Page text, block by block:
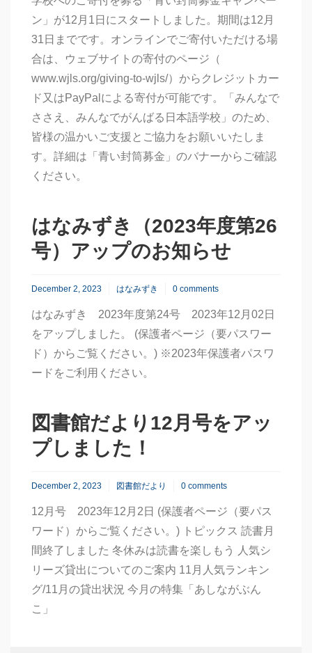
ン」が12月1日にスタートしました。期間は12月
31日までです。オンラインでご寄付いただける場
合は、ウェブサイトの寄付のページ（
www.wjls.org/giving-to-wjls/）からクレジットカー
ド又はPayPalによる寄付が可能です。「みんなで
ささえ、みんなでがんばる日本語学校」のため、
皆様の温かいご支援とご協力をお願いいたしま
す。詳細は「青い封筒募金」のバナーからご確認
ください。
はなみずき（2023年度第26
号）アップのお知らせ
December 2, 2023 はなみずき 0 comments
はなみずき 2023年度第24号 2023年12月02日
をアップしました。 (保護者ページ（要パスワー
ド）からご覧ください。) ※2023年保護者パスワ
ードをご利用ください。
図書館だより12月号をアッ
プしました！
December 2, 2023 図書館だより 0 comments
12月号 2023年12月2日 (保護者ページ（要パス
ワード）からご覧ください。) トピックス 読書月
間終了しました 冬休みは読書を楽しもう 人気シ
リーズ貸出についてのご案内 11月人気ランキン
グ/11月の貸出状況 今月の特集「あしながぶん
こ」